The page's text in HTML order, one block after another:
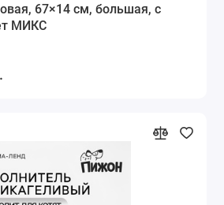
67×14 см, большая, с
МИКС